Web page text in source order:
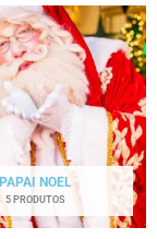
PAPAI NOEL
5 PRODUTOS